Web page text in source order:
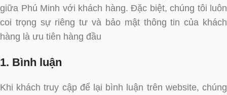
giữa Phú Minh với khách hàng. Đặc biệt, chúng tôi luôn
coi trọng sự riêng tư và bảo mật thông tin của khách
hàng là ưu tiên hàng đầu
1. Bình luận
Khi khách truy cập để lại bình luận trên website, chúng